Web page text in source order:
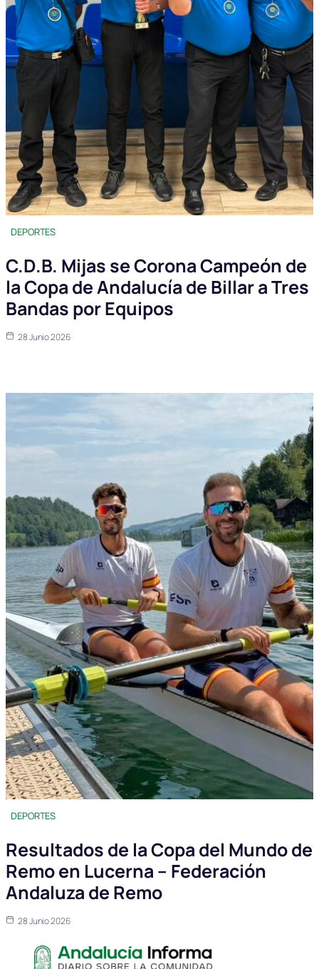
DEPORTES
C.D.B. Mijas se Corona Campeón de
la Copa de Andalucía de Billar a Tres
Bandas por Equipos
28 Junio 2026
DEPORTES
Resultados de la Copa del Mundo de
Remo en Lucerna – Federación
Andaluza de Remo
28 Junio 2026